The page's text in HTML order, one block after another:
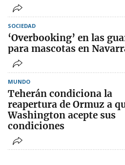
SOCIEDAD
‘Overbooking’ en las
para mascotas en
MUNDO
Teherán condiciona la
reapertura de Ormuz a
Washington acepte sus
condiciones